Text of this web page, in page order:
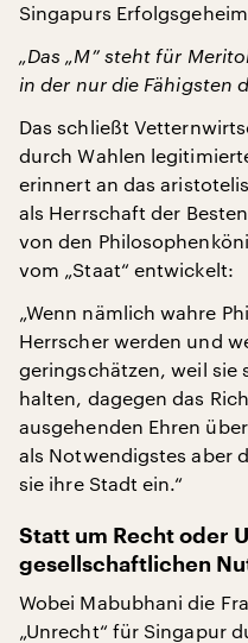
Singapurs
„Das „M” steht für
in der nur die Fähigsten
Das schließt
durch Wahlen
erinnert an das
als Herrschaft der
von den
vom „Staat“ entwickelt:
„Wenn nämlich wahre
Herrscher werden und
geringschätzen, weil sie
halten, dagegen das
ausgehenden Ehren
als Notwendigstes aber
sie ihre Stadt ein.“
Statt um Recht oder
gesellschaftlichen
Wobei Mabubhani die
„Unrecht“ für Singapur